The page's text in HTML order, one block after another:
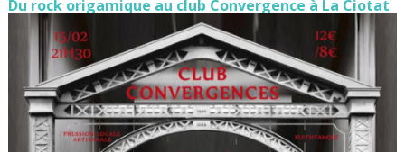
Du rock origamique au club Convergence à La Ciotat